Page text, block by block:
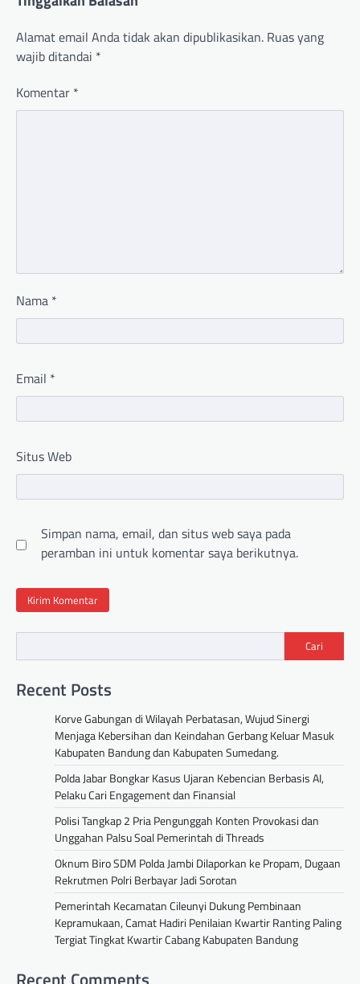
Alamat email Anda tidak akan dipublikasikan. Ruas yang
wajib ditandai *
Komentar *
Nama *
Email *
Situs Web
Simpan nama, email, dan situs web saya pada
peramban ini untuk komentar saya berikutnya.
Cari
Recent Posts
Korve Gabungan di Wilayah Perbatasan, Wujud Sinergi
Menjaga Kebersihan dan Keindahan Gerbang Keluar Masuk
Kabupaten Bandung dan Kabupaten Sumedang.
Polda Jabar Bongkar Kasus Ujaran Kebencian Berbasis AI,
Pelaku Cari Engagement dan Finansial
Polisi Tangkap 2 Pria Pengunggah Konten Provokasi dan
Unggahan Palsu Soal Pemerintah di Threads
Oknum Biro SDM Polda Jambi Dilaporkan ke Propam, Dugaan
Rekrutmen Polri Berbayar Jadi Sorotan
Pemerintah Kecamatan Cileunyi Dukung Pembinaan
Kepramukaan, Camat Hadiri Penilaian Kwartir Ranting Paling
Tergiat Tingkat Kwartir Cabang Kabupaten Bandung
Recent Comments